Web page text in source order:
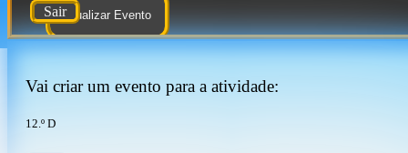
Atualizar Evento
Sair
Vai criar um evento para a atividade:
12.º D